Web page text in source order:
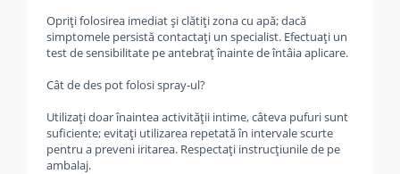
Opriți folosirea imediat și clătiți zona cu apă; dacă
simptomele persistă contactați un specialist. Efectuați un
test de sensibilitate pe antebraț înainte de întâia aplicare.
Cât de des pot folosi spray-ul?
Utilizați doar înaintea activității intime, câteva pufuri sunt
suficiente; evitați utilizarea repetată în intervale scurte
pentru a preveni iritarea. Respectați instrucțiunile de pe
ambalaj.